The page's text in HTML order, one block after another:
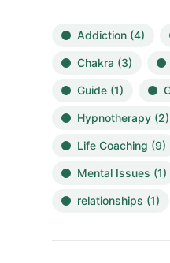
Addiction (4)
Chakra (3)
Guide (1)
Hypnotherapy (2)
Life Coaching (9)
Mental Issues (1)
relationships (1)